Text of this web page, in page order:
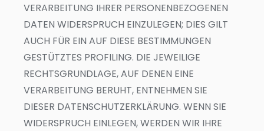
VERARBEITUNG IHRER PERSONENBEZOGENEN
DATEN WIDERSPRUCH EINZULEGEN; DIES GILT
AUCH FÜR EIN AUF DIESE BESTIMMUNGEN
GESTÜTZTES PROFILING. DIE JEWEILIGE
RECHTSGRUNDLAGE, AUF DENEN EINE
VERARBEITUNG BERUHT, ENTNEHMEN SIE
DIESER DATENSCHUTZERKLÄRUNG. WENN SIE
WIDERSPRUCH EINLEGEN, WERDEN WIR IHRE